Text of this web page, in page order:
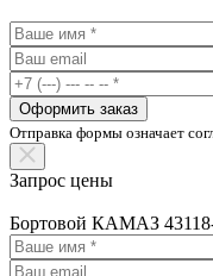
Оформить заказ
Отправка формы означает
Запрос цены
Бортовой КАМАЗ